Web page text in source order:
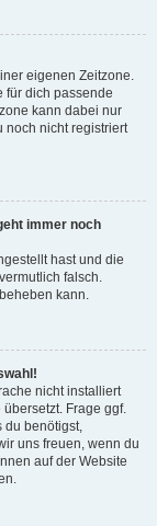
eigenen Zeitzone.
für dich passende
kann dabei nur
noch nicht registriert
immer noch
hast und die
falsch.
kann.
nicht installiert
Frage ggf.
du benötigst,
uns freuen, wenn du
auf der Website